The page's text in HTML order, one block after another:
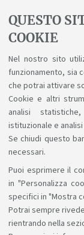
QUESTO
COOKIE
Nel nostro sito
funzionamento, sia
che potrai attivare
Cookie e altri
analisi
istituzionale e
Se chiudi questo
necessari.
Puoi esprimere il
in "Personalizza
specifici in "Mostra
Potrai sempre
rientrando nella
Gli studenti
superato il
se hanno
propedeutico
semestre.